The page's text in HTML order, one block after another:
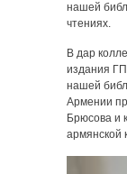
нашей
чтениях.
В дар
издания
нашей
Армении
Брюсова и
армянской